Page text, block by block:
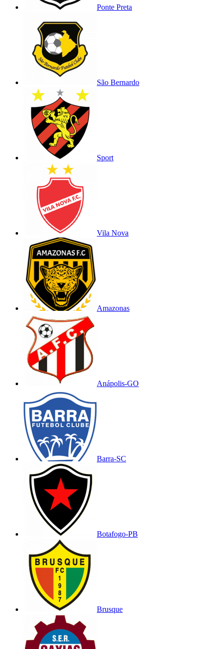
Ponte Preta
São Bernardo
Sport
Vila Nova
Amazonas
Anápolis-GO
Barra-SC
Botafogo-PB
Brusque